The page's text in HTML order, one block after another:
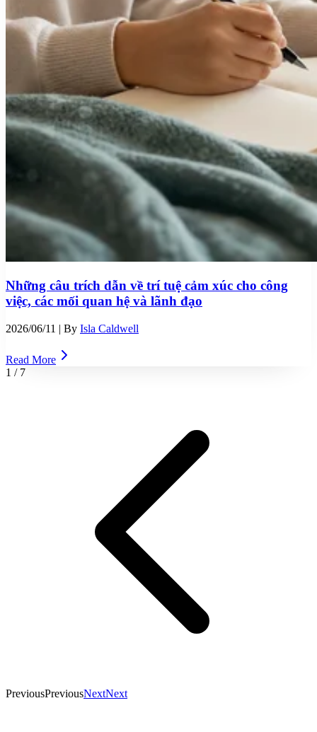
Những câu trích dẫn về trí tuệ cảm xúc cho công
việc, các mối quan hệ và lãnh đạo
2026/06/11 | By Isla Caldwell
Read More
1 / 7
PreviousPreviousNextNext